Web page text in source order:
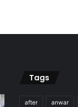
Tags
after anwar